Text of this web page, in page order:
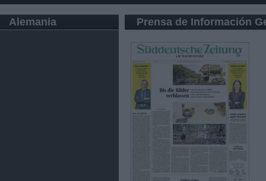
Alemania Prensa de Información